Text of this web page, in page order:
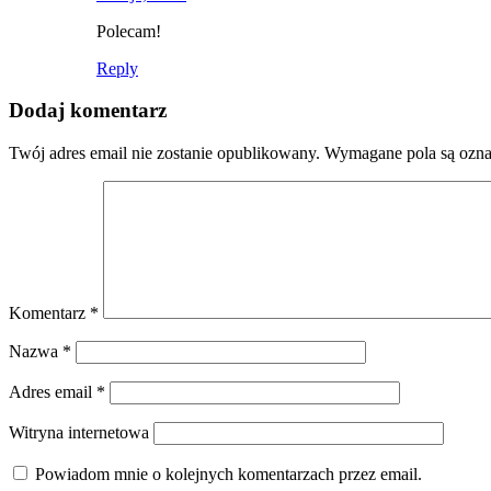
Polecam!
Reply
Dodaj komentarz
Twój adres email nie zostanie opublikowany. Wymagane pola są
Komentarz *
Nazwa *
Adres email *
Witryna internetowa
Powiadom mnie o kolejnych komentarzach przez email.